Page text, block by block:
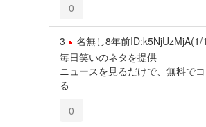
0
3 名無し8年前ID:k5NjUzMjA(1/
毎日笑いのネタを提供
ニュースを見るだけで、無料で
る
0